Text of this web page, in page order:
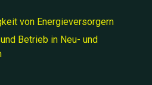
von Energieversorgern
Betrieb in Neu- und